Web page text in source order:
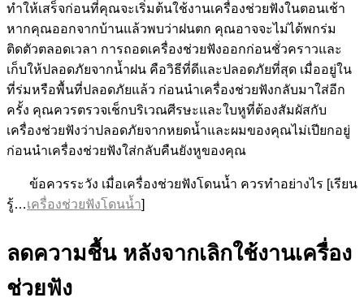
ทำให้เสร็จก่อนที่คุณจะเริ่มต้นใช้งานเครื่องช่วยฟังในตอนเช้า
หากคุณออกจากบ้านแล้วพบว่าฝนตก คุณอาจจะไม่ได้พกร่ม
ติดตัวตลอดเวลา การถอดเครื่องช่วยฟังออกก่อนชั่วคราวและ
เก็บให้ปลอดภัยจากน้ำฝน คือวิธีที่ดีและปลอดภัยที่สุด เมื่ออยู่ใน
ที่ร่มหรือพื้นที่ปลอดภัยแล้ว ก่อนนำเครื่องช่วยฟังกลับมาใส่อีก
ครั้ง คุณควรตรวจเช็กบริเวณศีรษะและใบหูที่ต้องสัมผัสกับ
เครื่องช่วยฟังว่าปลอดภัยจากหยดน้ำและผมของคุณไม่เปียกอยู่
ก่อนนำเครื่องช่วยฟังใส่กลับคืนยังหูของคุณ
ข้อควรระวัง เมื่อเครื่องช่วยฟังโดนน้ำ ควรทำอย่างไร [เรียน
รู้…เครื่องช่วยฟังโดนน้ำ]
ลดความชื้น หลังจากเลิกใช้งานเครื่อง
ช่วยฟัง